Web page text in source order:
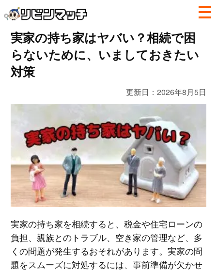
実家の持ち家はヤバい？相続で困
らないために、いましておきたい
対策
更新日：2026年8月5日
実家の持ち家を相続すると、税金や住宅ローンの
負担、親族とのトラブル、空き家の管理など、多
くの問題が発生するおそれがあります。実家の問
題をスムーズに対処するには、事前準備が欠かせ